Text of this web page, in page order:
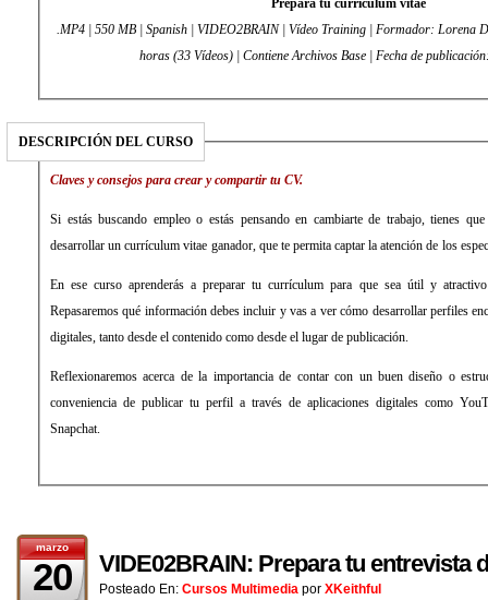
Prepara tu curriculum vitae
.MP4 | 550 MB | Spanish | VIDEO2BRAIN | Vídeo Training | Formador: Lorena
horas (33 Vídeos) | Contiene Archivos Base | Fecha de
DESCRIPCIÓN DEL CURSO
Claves y consejos para crear y compartir tu CV.
Si estás buscando empleo o estás pensando en cambiarte de trabajo, tienes
desarrollar un currículum vitae ganador, que te permita captar la atención de los
En ese curso aprenderás a preparar tu currículum para que sea útil y
Repasaremos qué información debes incluir y vas a ver cómo desarrollar perfiles
digitales, tanto desde el contenido como desde el lugar de publicación.
Reflexionaremos acerca de la importancia de contar con un buen diseño o
conveniencia de publicar tu perfil a través de aplicaciones digitales como
Snapchat.
marzo
20 VIDE02BRAIN: Prepara tu entrevista
Posteado En: Cursos Multimedia por XKeithful